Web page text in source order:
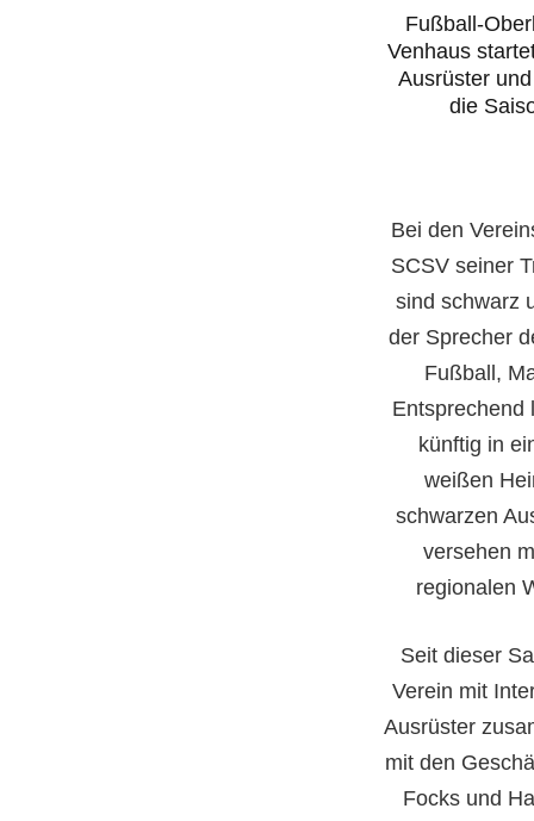
Fußball-
Venhaus
Ausrüster
die
Bei den
SCSV seiner
sind schwarz
der Sprecher
Fußball,
Entsprechend
künftig in
weißen
schwarzen
versehen
regionalen
Seit dieser
Verein mit
Ausrüster
mit den
Focks und